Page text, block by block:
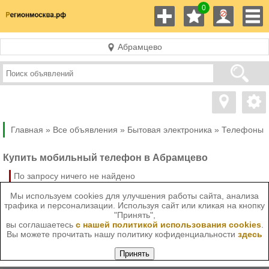
0
Абрамцево
Главная » Все объявления » Бытовая электроника » Телефоны
Купить мобильный телефон в Абрамцево
По запросу ничего не найдено
Мы используем cookies для улучшения работы сайта, анализа
трафика и персонализации. Используя сайт или кликая на кнопку
"Принять",
вы соглашаетесь с нашей политикой использования cookies.
Вы можете прочитать нашу политику кофиденциальности здесь
Принять